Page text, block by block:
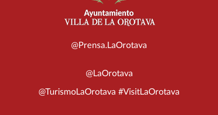
@Prensa.LaOrotava
@LaOrotava
@TurismoLaOrotava #VisitLaOrotava